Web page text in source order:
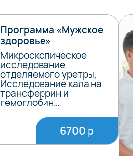
Программа «Мужское
здоровье»
Микроскопическое
исследование
отделяемого уретры,
Исследование кала на
трансферрин и
гемоглобин…
6700 р